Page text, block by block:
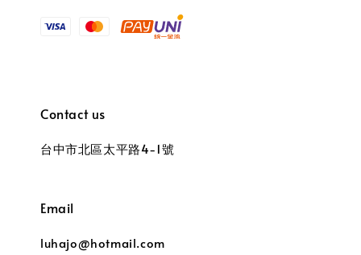
Contact us
台中市北區太平路4-1號
Email
luhajo@hotmail.com